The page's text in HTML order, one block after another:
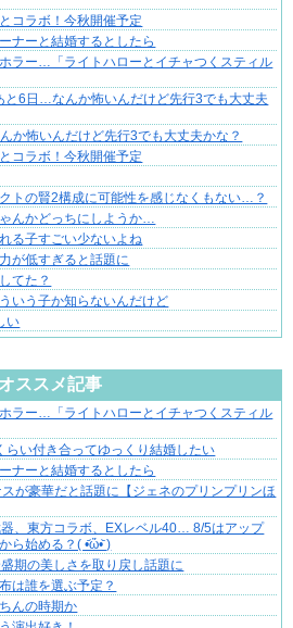
コラボ！今秋開催予定
ナーと結婚するとしたら
ラー…「ライトハローとイチャつくスティル
と6日…なんか怖いんだけど先行3でも大丈夫
か怖いんだけど先行3でも大丈夫かな？
コラボ！今秋開催予定
トの賢2構成に可能性を感じなくもない…？
んかどっちにしようか…
る子すごい少ないよね
が低すぎると話題に
てた？
いう子か知らないんだけど
い
オススメ記事
おしい！
ラー…「ライトハローとイチャつくスティル
らい付き合ってゆっくり結婚したい
ナーと結婚するとしたら
スが豪華だと話題に【ジェネのプリンプリンほ
器、東方コラボ、EXレベル40… 8/5はアップ
ら始める？( •᷄ὤ•᷅ )
期の美しさを取り戻し話題に
は誰を選ぶ予定？
んの時期か